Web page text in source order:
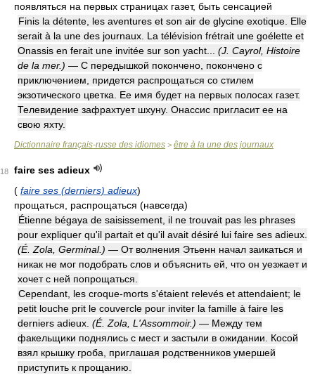
появляться на первых страницах газет, быть сенсацией
Finis la détente, les aventures et son air de glycine exotique. Elle
serait à la une des journaux. La télévision frétrait une goélette et
Onassis en ferait une invitée sur son yacht... (J. Cayrol, Histoire
de la mer.) — С передышкой покончено, покончено с
приключением, придется распрощаться со стилем
экзотического цветка. Ее имя будет на первых полосах газет.
Телевидение зафрахтует шхуну. Онассис пригласит ее на
свою яхту.
Dictionnaire français-russe des idiomes > être à la une des journaux
18
faire ses adieux
( faire ses (derniers) adieux)
прощаться, распрощаться (навсегда)
Étienne bégaya de saisissement, il ne trouvait pas les phrases
pour expliquer qu'il partait et qu'il avait désiré lui faire ses adieux.
(É. Zola, Germinal.) — От волнения Этьенн начал заикаться и
никак не мог подобрать слов и объяснить ей, что он уезжает и
хочет с ней попрощаться.
Cependant, les croque-morts s'étaient relevés et attendaient; le
petit louche prit le couvercle pour inviter la famille à faire les
derniers adieux. (É. Zola, L'Assommoir.) — Между тем
факельщики поднялись с мест и застыли в ожидании. Косой
взял крышку гроба, приглашая родственников умершей
приступить к прощанию.